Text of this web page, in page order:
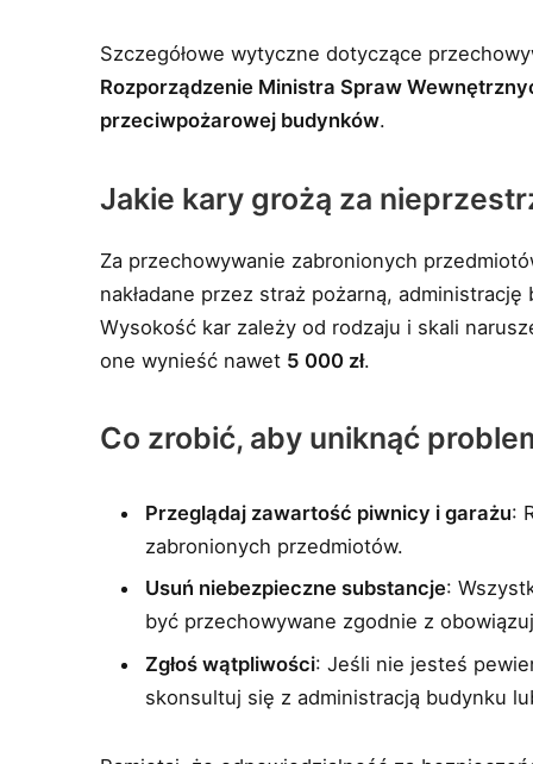
Szczegółowe wytyczne dotyczące
Rozporządzenie Ministra Spraw
przeciwpożarowej budynków.
Jakie kary grożą za
Za przechowywanie zabronionych
nakładane przez straż pożarną,
Wysokość kar zależy od rodzaju i skali
one wynieść nawet 5 000 zł.
Co zrobić, aby uniknąć
Przeglądaj zawartość piwnicy i garażu:
zabronionych przedmiotów.
Usuń niebezpieczne substancje:
być przechowywane zgodnie z
Zgłoś wątpliwości: Jeśli nie jesteś
skonsultuj się z administracją budynku